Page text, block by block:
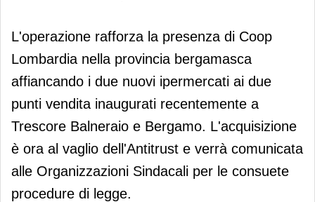
L'operazione rafforza la presenza di Coop
Lombardia nella provincia bergamasca
affiancando i due nuovi ipermercati ai due
punti vendita inaugurati recentemente a
Trescore Balneraio e Bergamo. L'acquisizione
è ora al vaglio dell'Antitrust e verrà comunicata
alle Organizzazioni Sindacali per le consuete
procedure di legge.